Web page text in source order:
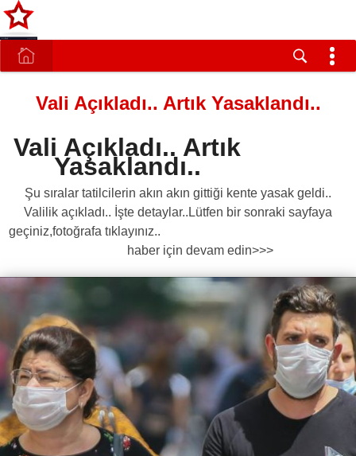
Vali Açıkladı.. Artık Yasaklandı..
Vali Açıkladı.. Artık
Yasaklandı..
Şu sıralar tatilcilerin akın akın gittiği kente yasak geldi..
Valilik açıkladı.. İşte detaylar..Lütfen bir sonraki sayfaya
geçiniz,fotoğrafa tıklayınız..
haber için devam edin>>>